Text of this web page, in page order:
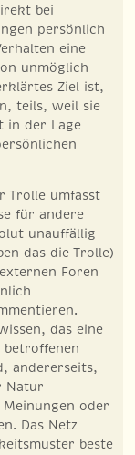
bei
persönlich
eine
unmöglich
Ziel ist,
teils, weil sie
in der Lage
Trolle umfasst
für andere
unauffällig
das die Trolle)
Foren
das eine
betroffenen
andererseits,
Natur
oder
Das Netz
beste